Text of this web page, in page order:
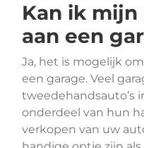
Kan ik
aan een
Ja, het is mogelijk
een garage. Veel
tweedehandsauto’s
onderdeel van hun
verkopen van uw